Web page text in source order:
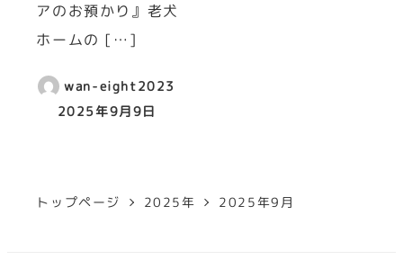
アのお預かり』老犬
ホームの […]
wan-eight2023
2025年9月9日
トップページ 2025年 2025年9月